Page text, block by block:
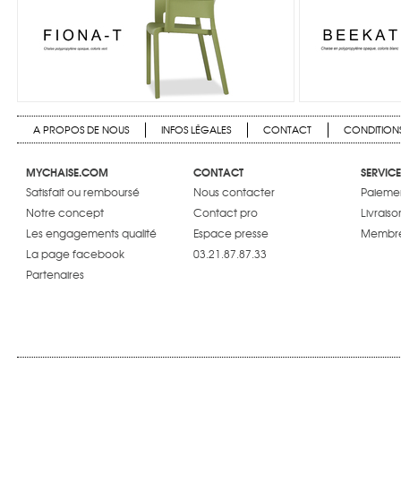
A PROPOS DE NOUS INFOS LÉGALES CONTACT
MYCHAISE.COM
Satisfait ou remboursé
Notre concept
Les engagements qualité
La page facebook
Partenaires
CONTACT
Nous contacter
Contact pro
Espace presse
03.21.87.87.33